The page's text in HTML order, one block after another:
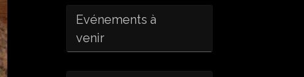
Evénements à
venir